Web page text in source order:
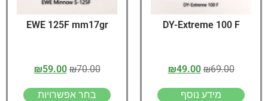
DY-Extreme 100 F
₪69.00
₪49.00
מידע נוסף
EWE 125F mm17gr
₪70.00
₪59.00
בחר אפשרויות